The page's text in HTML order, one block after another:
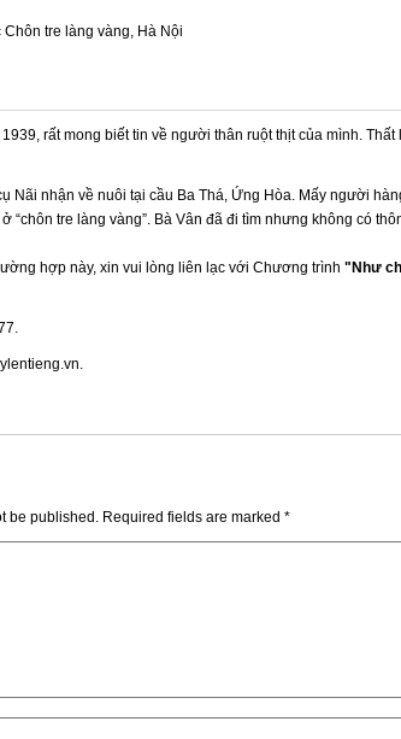
tre làng vàng, Hà Nội
rất mong biết tin về người thân ruột thịt của mình.
Nãi nhận về nuôi tại cầu Ba Thá, Ứng Hòa. Mấy người
“chôn tre làng vàng”. Bà Vân đã đi tìm nhưng không có
hợp này, xin vui lòng liên lạc với Chương trình "Như
.
be published. Required fields are marked *